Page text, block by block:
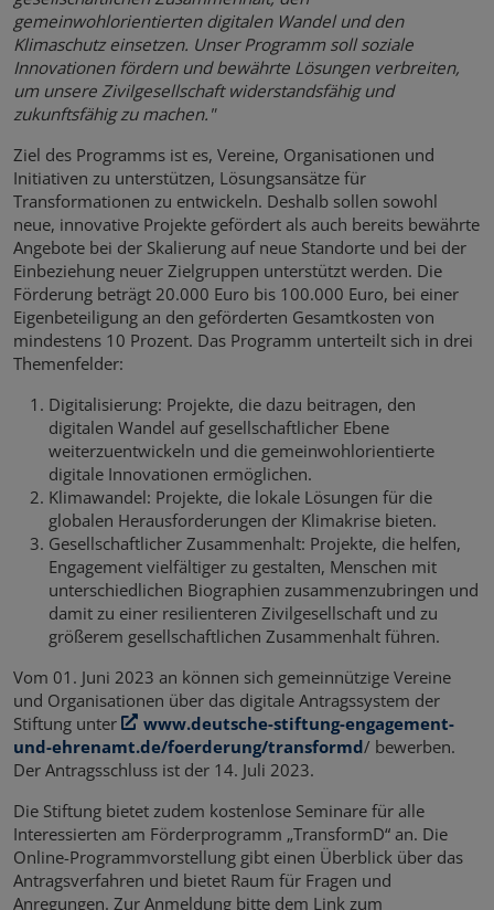
gemeinwohlorientierten digitalen Wandel und den
Klimaschutz einsetzen. Unser Programm soll soziale
Innovationen fördern und bewährte Lösungen verbreiten,
um unsere Zivilgesellschaft widerstandsfähig und
zukunftsfähig zu machen."
Ziel des Programms ist es, Vereine, Organisationen und
Initiativen zu unterstützen, Lösungsansätze für
Transformationen zu entwickeln. Deshalb sollen sowohl
neue, innovative Projekte gefördert als auch bereits bewährte
Angebote bei der Skalierung auf neue Standorte und bei der
Einbeziehung neuer Zielgruppen unterstützt werden. Die
Förderung beträgt 20.000 Euro bis 100.000 Euro, bei einer
Eigenbeteiligung an den geförderten Gesamtkosten von
mindestens 10 Prozent. Das Programm unterteilt sich in drei
Themenfelder:
Digitalisierung: Projekte, die dazu beitragen, den
digitalen Wandel auf gesellschaftlicher Ebene
weiterzuentwickeln und die gemeinwohlorientierte
digitale Innovationen ermöglichen.
Klimawandel: Projekte, die lokale Lösungen für die
globalen Herausforderungen der Klimakrise bieten.
Gesellschaftlicher Zusammenhalt: Projekte, die helfen,
Engagement vielfältiger zu gestalten, Menschen mit
unterschiedlichen Biographien zusammenzubringen und
damit zu einer resilienteren Zivilgesellschaft und zu
größerem gesellschaftlichen Zusammenhalt führen.
Vom 01. Juni 2023 an können sich gemeinnützige Vereine
und Organisationen über das digitale Antragssystem der
Stiftung unter
www.deutsche-stiftung-engagement-
und-ehrenamt.de/foerderung/transformd/ bewerben.
Der Antragsschluss ist der 14. Juli 2023.
Die Stiftung bietet zudem kostenlose Seminare für alle
Interessierten am Förderprogramm „TransformD“ an. Die
Online-Programmvorstellung gibt einen Überblick über das
Antragsverfahren und bietet Raum für Fragen und
Anregungen. Zur Anmeldung bitte dem Link zum